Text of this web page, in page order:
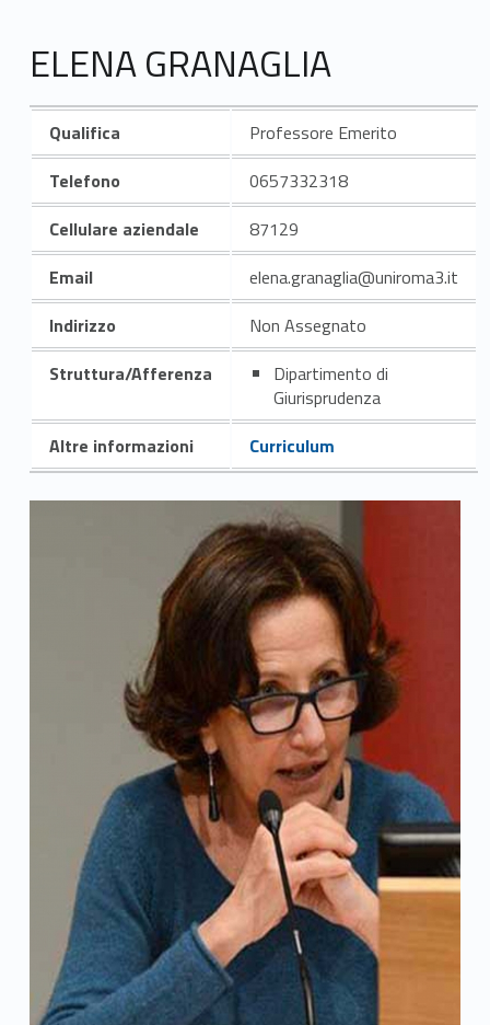
ELENA GRANAGLIA
Qualifica
Professore Emerito
Telefono
0657332318
Cellulare aziendale
87129
Email
elena.granaglia@uniroma3.it
Indirizzo
Non Assegnato
Struttura/Afferenza
Dipartimento di
Giurisprudenza
Altre informazioni
Curriculum